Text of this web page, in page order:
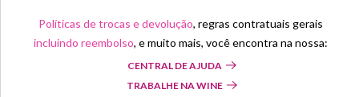
Políticas de trocas e devolução, regras contratuais gerais
incluindo reembolso, e muito mais, você encontra na nossa:
CENTRAL DE AJUDA
TRABALHE NA WINE